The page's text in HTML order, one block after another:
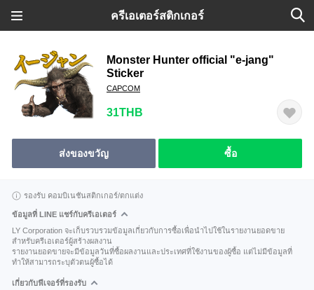
ครีเอเตอร์สติกเกอร์
Monster Hunter official "e-jang"
Sticker
CAPCOM
31THB
ส่งของขวัญ ซื้อ
รองรับ คอมบิเนชันสติกเกอร์/ตกแต่ง
ข้อมูลที่ LINE แชร์กับครีเอเตอร์
LY Corporation จะเก็บรวบรวมข้อมูลเกี่ยวกับการซื้อเพื่อนำไปใช้ในรายงานยอดขาย
สำหรับครีเอเตอร์ผู้สร้างผลงาน
รายงานยอดขายจะมีข้อมูลวันที่ซื้อผลงานและประเทศที่ใช้งานของผู้ซื้อ แต่ไม่มีข้อมูลที่
ทำให้สามารถระบุตัวตนผู้ซื้อได้
เกี่ยวกับฟีเจอร์ที่รองรับ